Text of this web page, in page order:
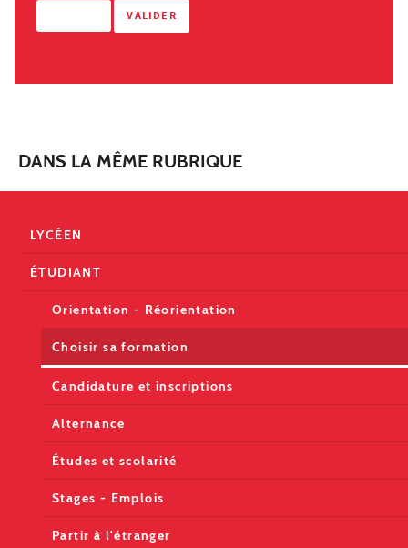
DANS LA MÊME RUBRIQUE
LYCÉEN
ÉTUDIANT
Orientation - Réorientation
Choisir sa formation
Candidature et inscriptions
Alternance
Études et scolarité
Stages - Emplois
Partir à l'étranger